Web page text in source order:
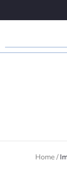
Home /